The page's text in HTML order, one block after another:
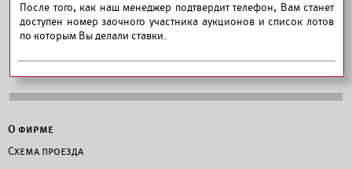
После того, как наш менеджер подтвердит телефон, Вам станет
доступен номер заочного участника аукционов и список лотов
по которым Вы делали ставки.
О фирме
Схема проезда